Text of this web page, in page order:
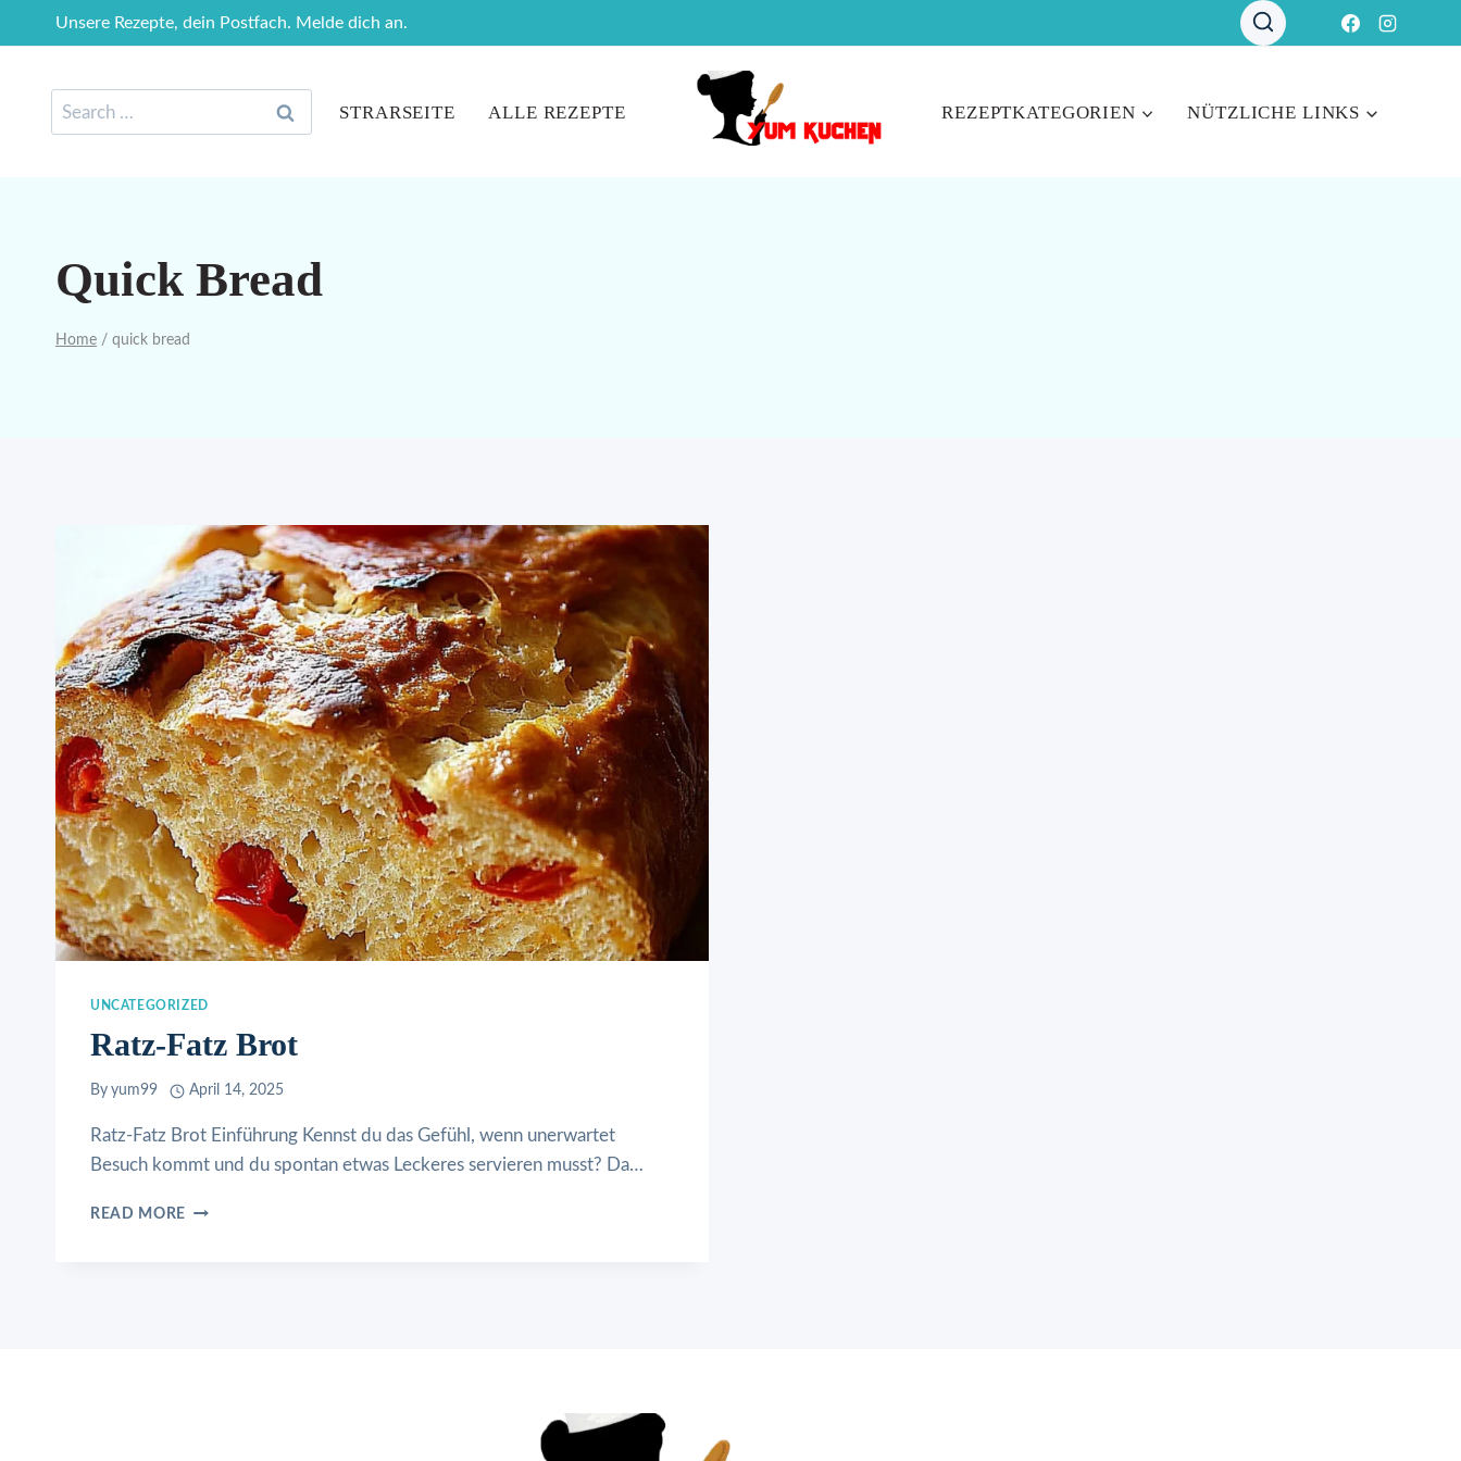
to
Unsere Rezepte, dein Postfach. Melde dich an.
Search
for:
STRARSEITE ALLE REZEPTE REZEPTKATEGORIEN NÜTZLICHE LINKS
Quick Bread
Home / quick bread
UNCATEGORIZED
Ratz-Fatz Brot
By yum99 April 14, 2025
Ratz-Fatz Brot Einführung Kennst du das Gefühl, wenn unerwartet
Besuch kommt und du spontan etwas Leckeres servieren musst? Da…
READ MORE RATZ-